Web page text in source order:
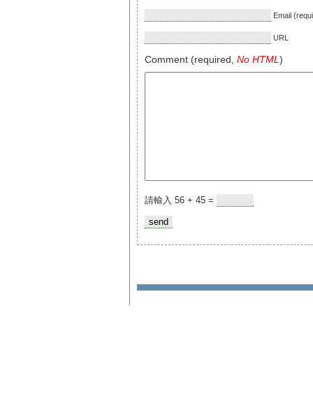
Email
URL
Comment (required, No HTML)
請輸入 56 + 45 =